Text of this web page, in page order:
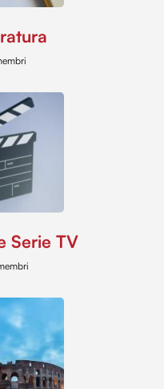
Serie TV